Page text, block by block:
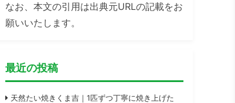
なお、本文の引用は出典元URLの記載をお
願いいたします。
最近の投稿
天然たい焼きくま吉｜1匹ずつ丁寧に焼き上げた